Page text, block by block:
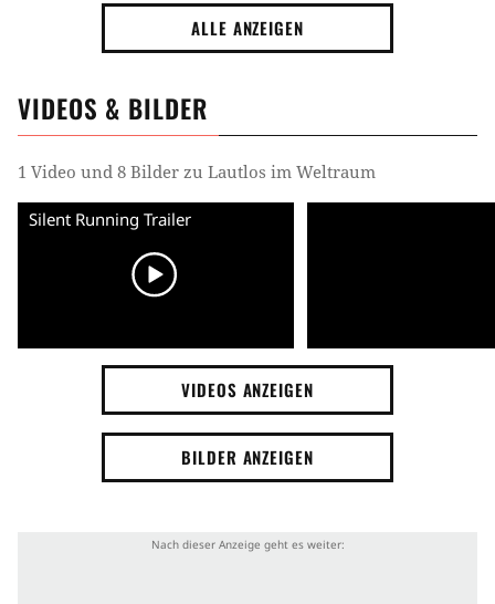
ALLE ANZEIGEN
VIDEOS & BILDER
1 Video und 8 Bilder zu Lautlos im Weltraum
Silent Running Trailer
VIDEOS ANZEIGEN
BILDER ANZEIGEN